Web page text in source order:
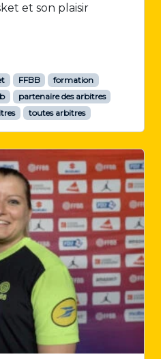
et son plaisir
FFBB
formation
partenaire des arbitres
toutes arbitres